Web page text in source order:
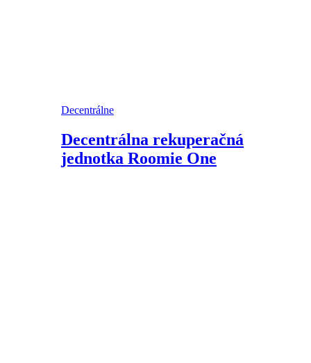
Decentrálne
Decentrálna rekuperačná
jednotka Roomie One